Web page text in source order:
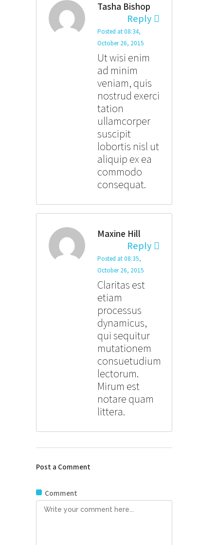
Tasha Bishop
Reply
Posted at 08:34,
October 26, 2015
Ut wisi enim
ad minim
veniam, quis
nostrud exerci
tation
ullamcorper
suscipit
lobortis nisl ut
aliquip ex ea
commodo
consequat.
Maxine Hill
Reply
Posted at 08:35,
October 26, 2015
Claritas est
etiam
processus
dynamicus,
qui sequitur
mutationem
consuetudium
lectorum.
Mirum est
notare quam
littera.
Post a Comment
Comment